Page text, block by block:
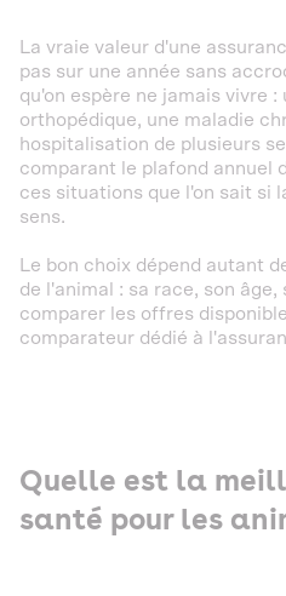
La vraie valeur d'une
pas sur une année sans
qu'on espère ne jamais vivre :
orthopédique, une maladie
hospitalisation de plusieurs
comparant le plafond annuel
ces situations que l'on sait si
sens.
Le bon choix dépend autant
de l'animal : sa race, son
comparer les offres
comparateur dédié à
Quelle est la
santé pour les